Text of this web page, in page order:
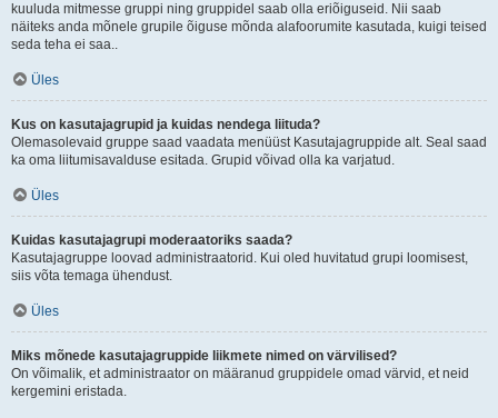
kuuluda mitmesse gruppi ning gruppidel saab olla eriõiguseid. Nii saab
näiteks anda mõnele grupile õiguse mõnda alafoorumite kasutada, kuigi teised
seda teha ei saa..
Üles
Kus on kasutajagrupid ja kuidas nendega liituda?
Olemasolevaid gruppe saad vaadata menüüst Kasutajagruppide alt. Seal saad
ka oma liitumisavalduse esitada. Grupid võivad olla ka varjatud.
Üles
Kuidas kasutajagrupi moderaatoriks saada?
Kasutajagruppe loovad administraatorid. Kui oled huvitatud grupi loomisest,
siis võta temaga ühendust.
Üles
Miks mõnede kasutajagruppide liikmete nimed on värvilised?
On võimalik, et administraator on määranud gruppidele omad värvid, et neid
kergemini eristada.